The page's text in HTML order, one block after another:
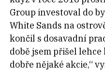
Group investoval do
White Sands na
končil s dosavadní
době jsem přišel
dobře nějaké akcie,“